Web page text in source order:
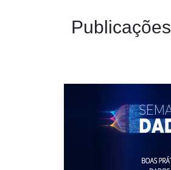
Publicações